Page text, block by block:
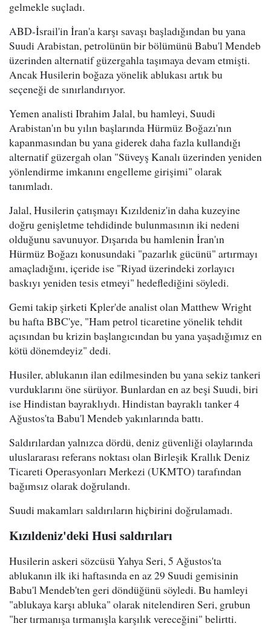
gelmekle suçladı.
ABD-İsrail'in İran'a karşı savaşı başladığından bu yana
Suudi Arabistan, petrolünün bir bölümünü Babu'l Mendeb
üzerinden alternatif güzergahla taşımaya devam etmişti.
Ancak Husilerin boğaza yönelik ablukası artık bu
seçeneği de sınırlandırıyor.
Yemen analisti Ibrahim Jalal, bu hamleyi, Suudi
Arabistan'ın bu yılın başlarında Hürmüz Boğazı'nın
kapanmasından bu yana giderek daha fazla kullandığı
alternatif güzergah olan "Süveyş Kanalı üzerinden yeniden
yönlendirme imkanını engelleme girişimi" olarak
tanımladı.
Jalal, Husilerin çatışmayı Kızıldeniz'in daha kuzeyine
doğru genişletme tehdidinde bulunmasının iki nedeni
olduğunu savunuyor. Dışarıda bu hamlenin İran'ın
Hürmüz Boğazı konusundaki "pazarlık gücünü" artırmayı
amaçladığını, içeride ise "Riyad üzerindeki zorlayıcı
baskıyı yeniden tesis etmeyi" hedeflediğini söyledi.
Gemi takip şirketi Kpler'de analist olan Matthew Wright
bu hafta BBC'ye, "Ham petrol ticaretine yönelik tehdit
açısından bu krizin başlangıcından bu yana yaşadığımız en
kötü dönemdeyiz" dedi.
Husiler, ablukanın ilan edilmesinden bu yana sekiz tankeri
vurduklarını öne sürüyor. Bunlardan en az beşi Suudi, biri
ise Hindistan bayraklıydı. Hindistan bayraklı tanker 4
Ağustos'ta Babu'l Mendeb yakınlarında battı.
Saldırılardan yalnızca dördü, deniz güvenliği olaylarında
uluslararası referans noktası olan Birleşik Krallık Deniz
Ticareti Operasyonları Merkezi (UKMTO) tarafından
bağımsız olarak doğrulandı.
Suudi makamları saldırıların hiçbirini doğrulamadı.
Kızıldeniz'deki Husi saldırıları
Husilerin askeri sözcüsü Yahya Seri, 5 Ağustos'ta
ablukanın ilk iki haftasında en az 29 Suudi gemisinin
Babu'l Mendeb'ten geri döndüğünü söyledi. Bu hamleyi
"ablukaya karşı abluka" olarak nitelendiren Seri, grubun
"her tırmanışa tırmanışla karşılık vereceğini" belirtti.